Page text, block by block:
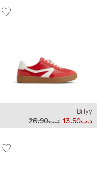
Billyy
د.ب26.90
د.ب13.50